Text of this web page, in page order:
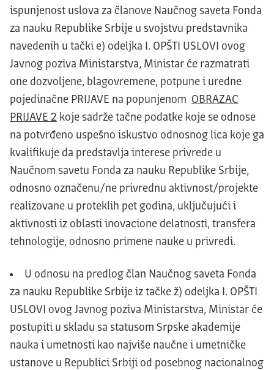
ispunjenost uslova za članove Naučnog saveta Fonda
za nauku Republike Srbije u svojstvu predstavnika
navedenih u tački e) odeljka I. OPŠTI USLOVI ovog
Javnog poziva Ministarstva, Ministar će razmatrati
one dozvoljene, blagovremene, potpune i uredne
pojedinačne PRIJAVE na popunjenom OBRAZAC
PRIJAVE 2 koje sadrže tačne podatke koje se odnose
na potvrđeno uspešno iskustvo odnosnog lica koje ga
kvalifikuje da predstavlja interese privrede u
Naučnom savetu Fonda za nauku Republike Srbije,
odnosno označenu/ne privrednu aktivnost/projekte
realizovane u proteklih pet godina, uključujući i
aktivnosti iz oblasti inovacione delatnosti, transfera
tehnologije, odnosno primene nauke u privredi.
U odnosu na predlog član Naučnog saveta Fonda
za nauku Republike Srbije iz tačke ž) odeljka I. OPŠTI
USLOVI ovog Javnog poziva Ministarstva, Ministar će
postupiti u skladu sa statusom Srpske akademije
nauka i umetnosti kao najviše naučne i umetničke
ustanove u Republici Srbiji od posebnog nacionalnog